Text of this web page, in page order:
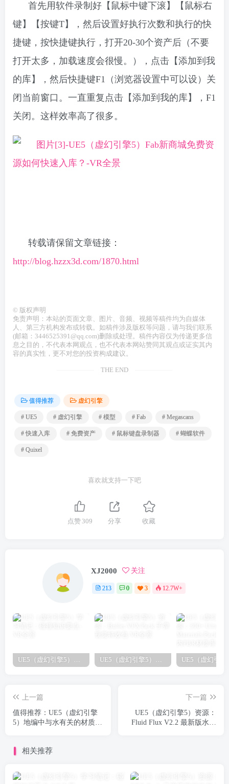
首先用软件录制好【鼠标中键下滚】【鼠标右
键】【按键T】，然后设置好执行次数和执行的快
捷键，按快捷键执行，打开20-30个资产后（不要
打开太多，加载速度会很慢。），点击【添加到我
的库】，然后快捷键F1（浏览器设置中可以设）关
闭当前窗口。一直重复点击【添加到我的库】，F1
关闭。这样效率高了很多。
转载请保留文章链接：
http://blog.hzzx3d.com/1870.html
© 版权声明
免责声明：本站的页面文章、图片、音频、视频等稿件均为自媒体
人、第三方机构发布或转载。如稿件涉及版权等问题，请与我们联系
(邮箱：3446525391@qq.com)删除或处理。稿件内容仅为传递更多信
息之目的，不代表本网观点，也不代表本网站赞同其观点或证实其内
容的真实性，更不对您的投资构成建议。
THE END
值得推荐 虚幻引擎
# UE5 # 虚幻引擎 # 模型 # Fab # Megascans
# 快速入库 # 免费资产 # 鼠标键盘录制器 # 蝴蝶软件
# Quixel
喜欢就支持一下吧
点赞309 分享 收藏
XJ2000 关注
213 0 3 12.7W+
UE5（虚幻引擎5）学习笔记：碰撞知识要点 UE5（虚幻引擎5）资源：Bullet VFX Pack 子弹视觉特效包
上一篇
值得推荐：UE5（虚幻引擎
5）地编中与水有关的材质和
下一篇
UE5（虚幻引擎5）资源：
Fluid Flux V2.2 最新版水流
相关推荐